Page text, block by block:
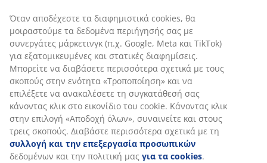
Όταν αποδέχεστε τα διαφημιστικά cookies, θα
μοιραστούμε τα δεδομένα περιήγησής σας με
συνεργάτες μάρκετινγκ (π.χ. Google, Meta και TikTok)
για εξατομικευμένες και στατικές διαφημίσεις.
Μπορείτε να διαβάσετε περισσότερα σχετικά με τους
σκοπούς στην ενότητα «Τροποποίηση» και να
επιλέξετε να ανακαλέσετε τη συγκατάθεσή σας
κάνοντας κλικ στο εικονίδιο του cookie. Κάνοντας κλικ
στην επιλογή «Αποδοχή όλων», συναινείτε και στους
τρεις σκοπούς. Διαβάστε περισσότερα σχετικά με τη
συλλογή και την επεξεργασία προσωπικών
δεδομένων και την πολιτική μας για τα cookies.